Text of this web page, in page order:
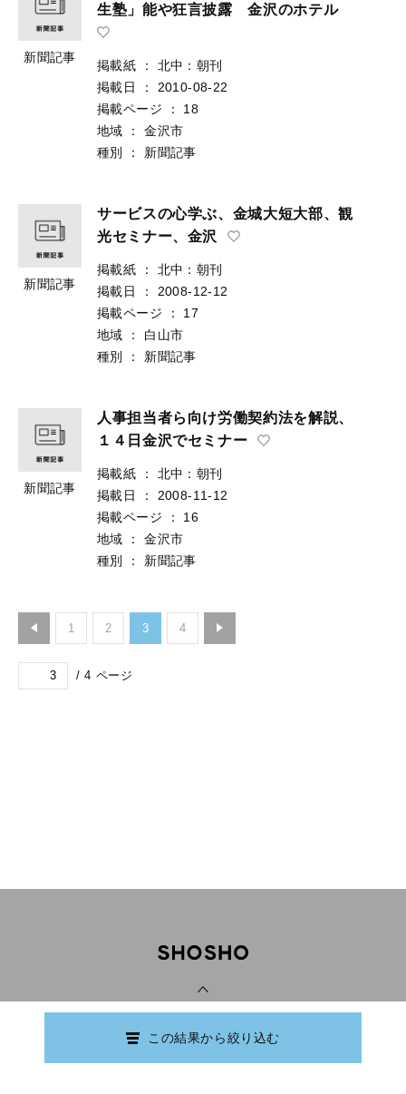
新聞記事
生塾」能や狂言披露 金沢のホテル
掲載紙 ：
北中：朝刊
掲載日
：
2010-08-22
掲載ページ
：
18
地域
：
金沢市
種別
： 新聞記事
新聞記事
サービスの心学ぶ、金城大短大部、観
光セミナー、金沢
掲載紙 ：
北中：朝刊
掲載日
：
2008-12-12
掲載ページ
：
17
地域
：
白山市
種別
： 新聞記事
新聞記事
人事担当者ら向け労働契約法を解説、
１４日金沢でセミナー
掲載紙 ：
北中：朝刊
掲載日
：
2008-11-12
掲載ページ
：
16
地域
：
金沢市
種別
： 新聞記事
1 2 3 4
/ 4 ページ
この結果から絞り込む
Copyright © Ishikawa Prefectural Library.